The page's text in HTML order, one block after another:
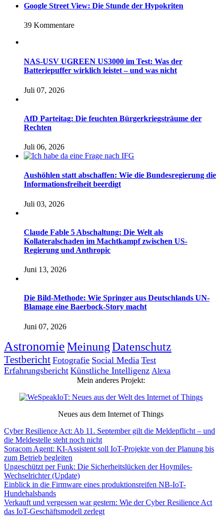
Google Street View: Die Stunde der Hypokriten
39 Kommentare
NAS-USV UGREEN US3000 im Test: Was der
Batteriepuffer wirklich leistet – und was nicht
Juli 07, 2026
AfD Parteitag: Die feuchten Bürgerkriegsträume der
Rechten
Juli 06, 2026
Aushöhlen statt abschaffen: Wie die Bundesregierung die
Informationsfreiheit beerdigt
Juli 03, 2026
Claude Fable 5 Abschaltung: Die Welt als
Kollateralschaden im Machtkampf zwischen US-
Regierung und Anthropic
Juni 13, 2026
Die Bild-Methode: Wie Springer aus Deutschlands UN-
Blamage eine Baerbock-Story macht
Juni 07, 2026
AstronomieMeinungDatenschutz
Testbericht Fotografie Social Media Test
Erfahrungsbericht Künstliche Intelligenz Alexa
Mein anderes Projekt:
Neues aus dem Internet of Things
Cyber Resilience Act: Ab 11. September gilt die Meldepflicht – und
die Meldestelle steht noch nicht
Soracom Agent: KI-Assistent soll IoT-Projekte von der Planung bis
zum Betrieb begleiten
Ungeschützt per Funk: Die Sicherheitslücken der Hoymiles-
Wechselrichter (Update)
Einblick in die Firmware eines produktionsreifen NB-IoT-
Hundehalsbands
Verkauft und vergessen war gestern: Wie der Cyber Resilience Act
das IoT-Geschäftsmodell zerlegt